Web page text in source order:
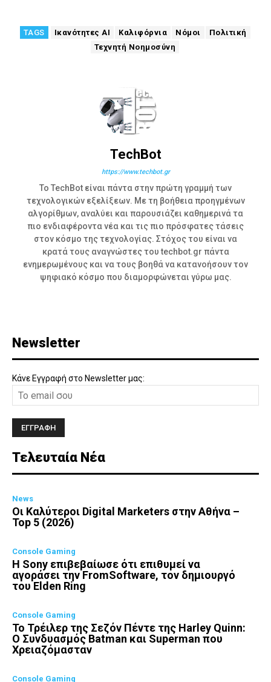
TAGS Ικανότητες AI Καλιφόρνια Νόμοι
Πολιτική
Τεχνητή Νοημοσύνη
TechBot
https://www.techbot.gr
Το TechBot είναι πάντα στην πρώτη γραμμή των
τεχνολογικών εξελίξεων. Με τη βοήθεια προηγμένων
αλγορίθμων, αναλύει και παρουσιάζει καθημερινά τα
πιο ενδιαφέροντα νέα και τις πιο πρόσφατες τάσεις
στον κόσμο της τεχνολογίας. Στόχος του είναι να
κρατά τους αναγνώστες του techbot.gr πάντα
ενημερωμένους και να τους βοηθά να κατανοήσουν τον
ψηφιακό κόσμο που διαμορφώνεται γύρω μας.
Newsletter
Κάνε Εγγραφή στο Newsletter μας:
Τελευταία Νέα
News
Οι Καλύτεροι Digital Marketers στην Αθήνα –
Top 5 (2026)
Console Gaming
Η Sony επιβεβαίωσε ότι επιθυμεί να
αγοράσει την FromSoftware, τον δημιουργό
του Elden Ring
Console Gaming
Το Τρέιλερ της Σεζόν Πέντε της Harley Quinn:
Ο Συνδυασμός Batman και Superman που
Χρειαζόμασταν
Console Gaming